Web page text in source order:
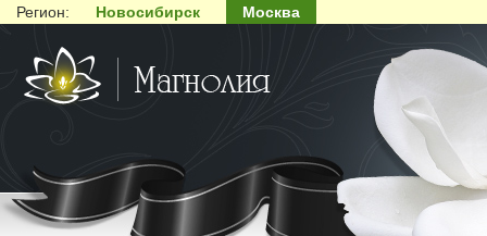
Регион: Новосибирск Москва